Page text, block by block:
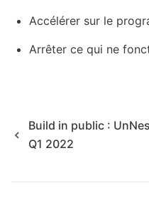
Accélérer sur le
Arrêter ce qui ne
Build in public :
Q1 2022